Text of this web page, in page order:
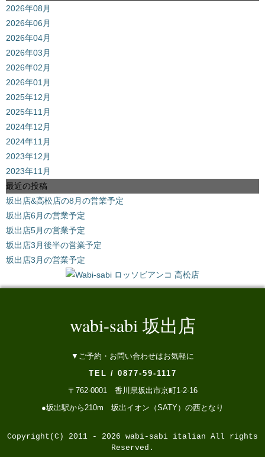
2026年08月
2026年06月
2026年04月
2026年03月
2026年02月
2026年01月
2025年12月
2025年11月
2024年12月
2024年11月
2023年12月
2023年11月
最近の投稿
坂出店&高松店の8月の営業予定
坂出店6月の営業予定
坂出店5月の営業予定
坂出店3月後半の営業予定
坂出店3月の営業予定
wabi-sabi 坂出店
▼ご予約・お問い合わせはお気軽に
TEL / 0877-59-1117
〒762-0001 香川県坂出市京町1-2-16
●坂出駅から210m 坂出イオン（SATY）の西となり
Copyright(C) 2011 - 2026 wabi-sabi italian All rights
Reserved.